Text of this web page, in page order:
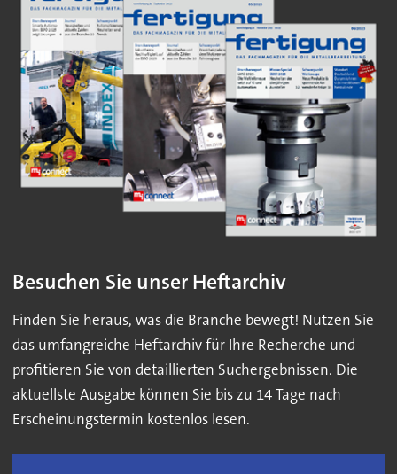
Besuchen Sie unser Heftarchiv
Finden Sie heraus, was die Branche bewegt! Nutzen Sie
das umfangreiche Heftarchiv für Ihre Recherche und
profitieren Sie von detaillierten Suchergebnissen. Die
aktuellste Ausgabe können Sie bis zu 14 Tage nach
Erscheinungstermin kostenlos lesen.